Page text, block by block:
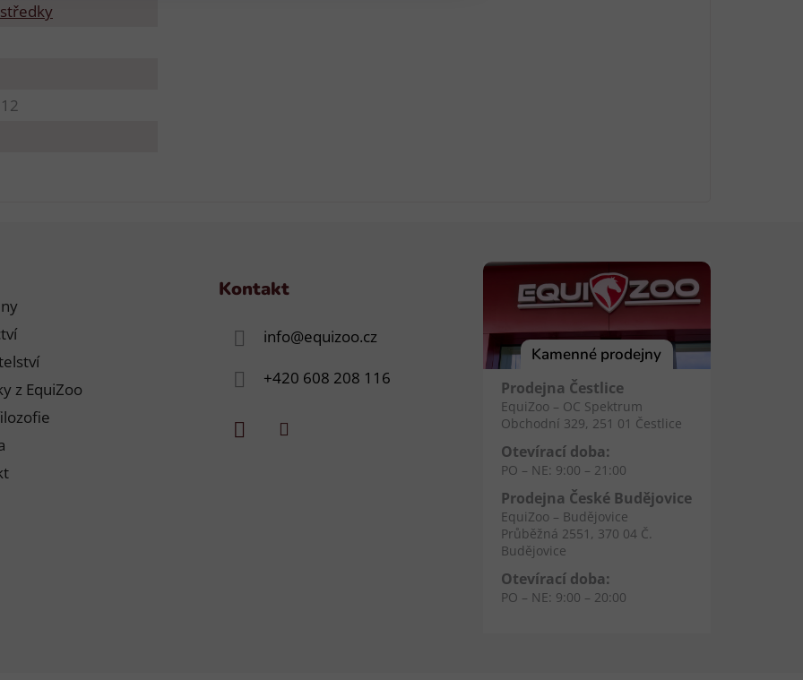
z EquiZoo
Kontakt
info@equizoo.cz
+420 608 208 116
Kamenné prodejny
Prodejna Čestlice
EquiZoo – OC Spektrum
Obchodní 329, 251 01 Čestlice
Otevírací doba:
PO – NE: 9:00 – 21:00
Prodejna České Budějovice
EquiZoo – Budějovice
Průběžná 2551, 370 04 Č.
Budějovice
Otevírací doba:
PO – NE: 9:00 – 20:00